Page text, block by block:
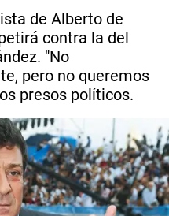
de Alberto de
contra la del
"No
pero no queremos
presos políticos.